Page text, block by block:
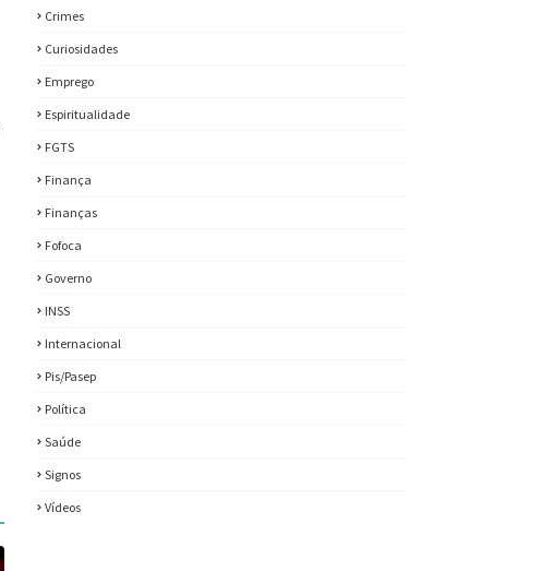
Crimes
Curiosidades
Emprego
Espiritualidade
FGTS
Finança
Finanças
Fofoca
Governo
INSS
Internacional
Pis/Pasep
Política
Saúde
Signos
Vídeos